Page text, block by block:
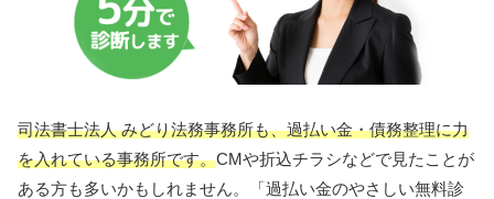
司法書士法人 みどり法務事務所も、過払い金・債務整理に力
を入れている事務所です。CMや折込チラシなどで見たことが
ある方も多いかもしれません。「過払い金のやさしい無料診